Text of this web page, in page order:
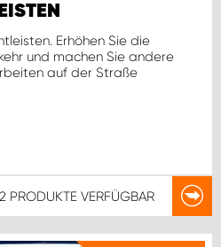
Erhöhen Sie die
und machen Sie andere
auf der Straße
2 PRODUKTE VERFÜGBAR